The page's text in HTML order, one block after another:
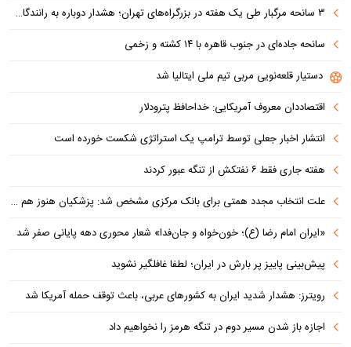
۳ سانحه مرگبار طی یک هفته در بزرگراه‌های تهران؛ هشدار دوباره به رانندگان و عابران
سانحه جاده‌ای در جنوب قاهره با ۱۴ کشته و زخمی
دستیار قلعه‌نویی مربی تیم ملی ایتالیا شد
اقتصاددان معروف آمریکایی: خداحافظ پترودلار
انتشار اخبار جعلی توسط ترامپ یک استراتژی شکست خورده است
هفته جاری فقط ۶ نفتکش از تنگه عبور کردند
علت انتخاب مجدد همتی برای بانک مرکزی مشخص شد: پزشکیان هنوز هم متوجه نشده است چرا همتی استیضاح شد!
«ایران امام رضا (ع)؛ خون‌خواه و جان‌فدا» شعار محوری دهه پایانی صفر شد
پیش‌بینی پاییز پر بارش در ایران؛ لطفا غافلگیر نشوید
رویترز: هشدار شدید ایران به کشورهای عربی، باعث توقف حمله آمریکا شد
اجازه باز شدن مسیر دوم در تنگه هرمز را نخواهیم داد